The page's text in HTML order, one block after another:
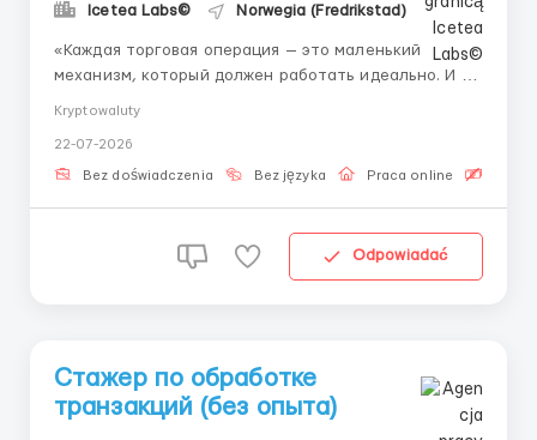
Icetea Labs© Norwegia (Fredrikstad)
«Каждая торговая операция — это маленький
механизм, который должен работать идеально. И мы
биржевых площадках. Именно правильный клиринг и
своевременное сведение балансов гарантируют
Kryptowaluty
22-07-2026
Bez doświadczenia Bez języka Praca online
Odpowiadać
Стажер по обработке
транзакций (без опыта)